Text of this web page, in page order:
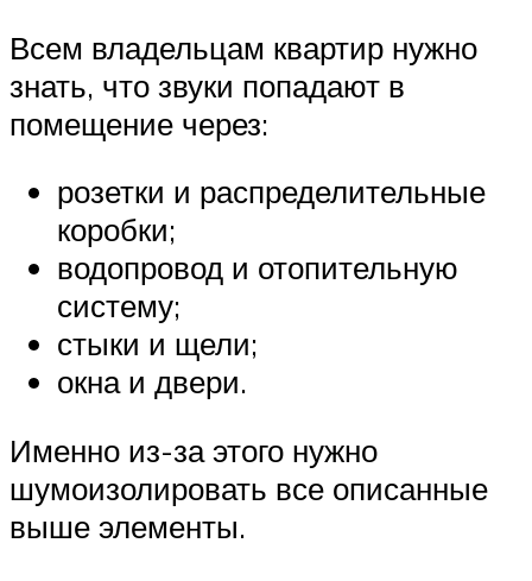
Всем владельцам квартир нужно
знать, что звуки попадают в
помещение через:
розетки и распределительные
коробки;
водопровод и отопительную
систему;
стыки и щели;
окна и двери.
Именно из-за этого нужно
шумоизолировать все описанные
выше элементы.